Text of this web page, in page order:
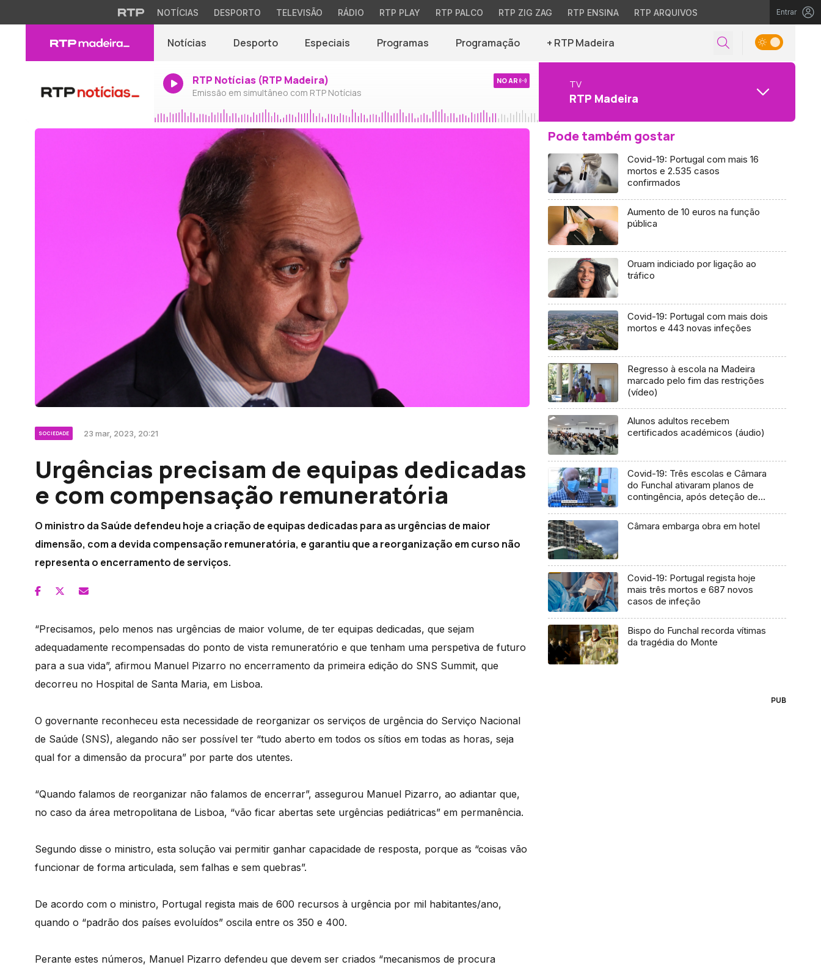
NOTÍCIAS DESPORTO TELEVISÃO RÁDIO RTP PLAY RTP PALCO RTP ZIG ZAG RTP ENSINA RTP ARQUIVOS Entrar
Notícias Desporto Especiais Programas Programação + RTP Madeira
RTP Notícias (RTP Madeira)
Emissão em simultâneo com RTP Notícias
NO AR TV
RTP Madeira
SOCIEDADE 23 mar, 2023, 20:21
Urgências precisam de equipas dedicadas
e com compensação remuneratória
O ministro da Saúde defendeu hoje a criação de equipas dedicadas para as urgências de maior
dimensão, com a devida compensação remuneratória, e garantiu que a reorganização em curso não
representa o encerramento de serviços.
“Precisamos, pelo menos nas urgências de maior volume, de ter equipas dedicadas, que sejam
adequadamente recompensadas do ponto de vista remuneratório e que tenham uma perspetiva de futuro
para a sua vida”, afirmou Manuel Pizarro no encerramento da primeira edição do SNS Summit, que
decorreu no Hospital de Santa Maria, em Lisboa.
O governante reconheceu esta necessidade de reorganizar os serviços de urgência do Serviço Nacional
de Saúde (SNS), alegando não ser possível ter “tudo aberto em todos os sítios em todas as horas, seja
qual for a dimensão da procura” por parte dos utentes.
“Quando falamos de reorganizar não falamos de encerrar”, assegurou Manuel Pizarro, ao adiantar que,
no caso da área metropolitana de Lisboa, “vão ficar abertas sete urgências pediátricas” em permanência.
Segundo disse o ministro, esta solução vai permitir ganhar capacidade de resposta, porque as “coisas vão
funcionar de forma articulada, sem falhas e sem quebras”.
De acordo com o ministro, Portugal regista mais de 600 recursos à urgência por mil habitantes/ano,
quando o “padrão dos países evoluídos” oscila entre os 350 e 400.
Perante estes números, Manuel Pizarro defendeu que devem ser criados “mecanismos de procura
Pode também gostar
Covid-19: Portugal com mais 16
mortos e 2.535 casos
confirmados
Aumento de 10 euros na função
pública
Oruam indiciado por ligação ao
tráfico
Covid-19: Portugal com mais dois
mortos e 443 novas infeções
Regresso à escola na Madeira
marcado pelo fim das restrições
(vídeo)
Alunos adultos recebem
certificados académicos (áudio)
Covid-19: Três escolas e Câmara
do Funchal ativaram planos de
contingência, após deteção de
Câmara embarga obra em hotel
Covid-19: Portugal regista hoje
mais três mortos e 687 novos
casos de infeção
Bispo do Funchal recorda vítimas
da tragédia do Monte
PUB